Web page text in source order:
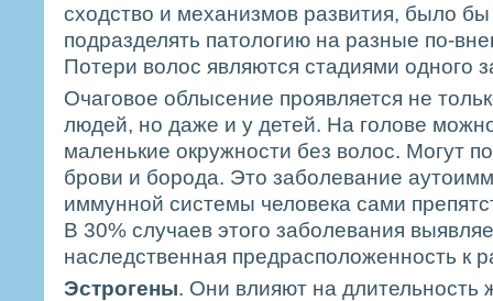
сходство и механизмов развития, было
подразделять патологию на разные по-
Потери волос являются стадиями одного
Очаговое облысение проявляется не
людей, но даже и у детей. На голове
маленькие окружности без волос. Могут
брови и борода. Это заболевание
иммунной системы человека сами
В 30% случаев этого заболевания
наследственная предрасположенность к
Эстрогены. Они влияют на длительность